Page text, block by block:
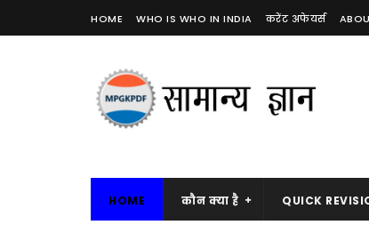
HOME WHO IS WHO IN INDIA करेंट अफेयर्स
HOME कौन क्या है QUICK